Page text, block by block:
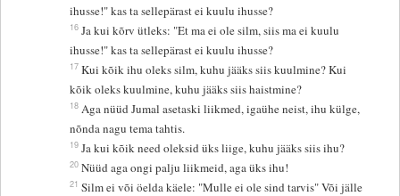
ihusse!" kas ta sellepärast ei kuulu ihusse?
16 Ja kui kõrv ütleks: "Et ma ei ole silm, siis ma ei kuulu
ihusse!" kas ta sellepärast ei kuulu ihusse?
17 Kui kõik ihu oleks silm, kuhu jääks siis kuulmine? Kui
kõik oleks kuulmine, kuhu jääks siis haistmine?
18 Aga nüüd Jumal asetaski liikmed, igaühe neist, ihu külge,
nõnda nagu tema tahtis.
19 Ja kui kõik need oleksid üks liige, kuhu jääks siis ihu?
20 Nüüd aga ongi palju liikmeid, aga üks ihu!
21 Silm ei või öelda käele: "Mulle ei ole sind tarvis" Või jälle